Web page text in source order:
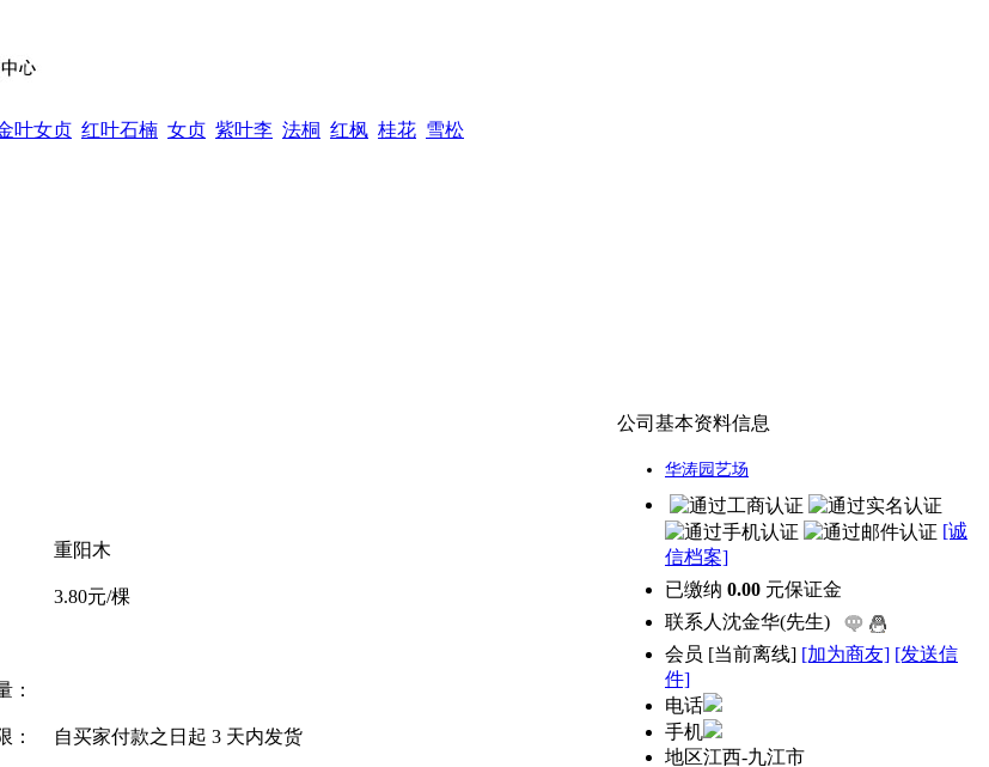
叶女贞 红叶石楠 女贞 紫叶李 法桐 红枫 桂花 雪松
重阳木
3.80元/棵
：
： 自买家付款之日起 3 天内发货
公司基本资料信息
华涛园艺场
[诚
信档案]
已缴纳 0.00 元保证金
联系人 沈金华(先生)
会员 [当前离线] [加为商友] [发送信
件]
电话
手机
地区江西-九江市